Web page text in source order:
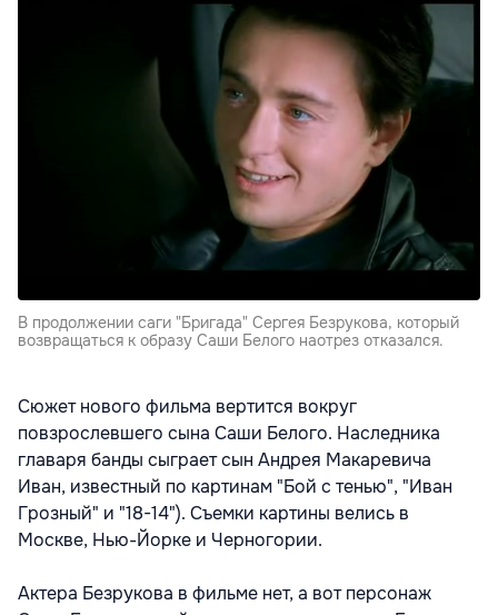
В продолжении саги "Бригада" Сергея Безрукова, который
возвращаться к образу Саши Белого наотрез отказался.
Сюжет нового фильма вертится вокруг
повзрослевшего сына Саши Белого. Наследника
главаря банды сыграет сын Андрея Макаревича
Иван, известный по картинам "Бой с тенью", "Иван
Грозный" и "18-14"). Съемки картины велись в
Москве, Нью-Йорке и Черногории.
Актера Безрукова в фильме нет, а вот персонаж